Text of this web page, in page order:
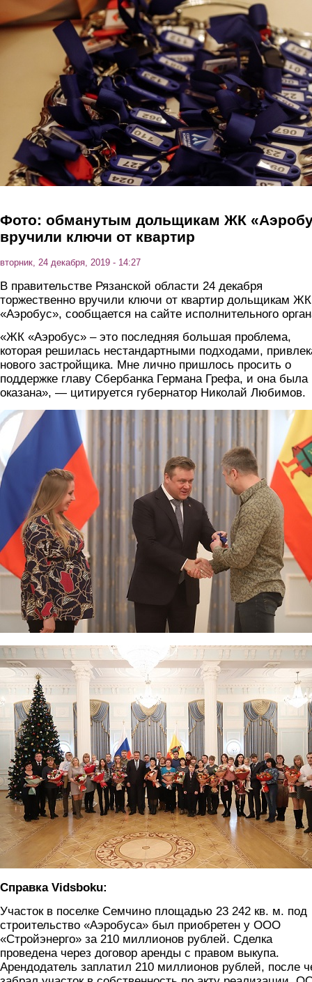
Перейти к основному содержанию
Фото: обманутым дольщикам ЖК
вручили ключи от квартир
вторник, 24 декабря, 2019 - 14:27
В правительстве Рязанской области 24 декабря
торжественно вручили ключи от квартир дольщикам ЖК
«Аэробус», сообщается на сайте исполнительного
«ЖК «Аэробус» – это последняя большая проблема,
которая решилась нестандартными подходами,
нового застройщика. Мне лично пришлось просить о
поддержке главу Сбербанка Германа Грефа, и она была
оказана», — цитируется губернатор Николай Любимов.
aerobus.jpg
aerobus2.jpg
Справка Vidsboku:
Участок в поселке Семчино площадью 23 242 кв. м. под
строительство «Аэробуса» был приобретен у ООО
«Стройэнерго» за 210 миллионов рублей. Сделка
проведена через договор аренды с правом выкупа.
Арендодатель заплатил 210 миллионов рублей, после